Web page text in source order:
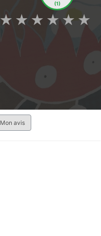
(1)
★
★
★
★
★
★
Mon avis